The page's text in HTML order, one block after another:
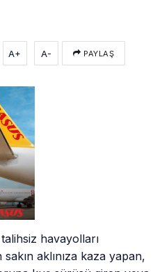
A+ A- PAYLAŞ
havayolları
aklınıza kaza yapan,